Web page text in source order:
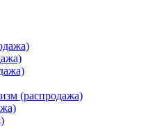
(распродажа)